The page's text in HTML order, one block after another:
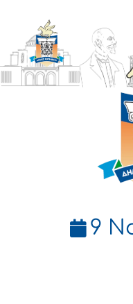
ΔΗΜΟΣ
9